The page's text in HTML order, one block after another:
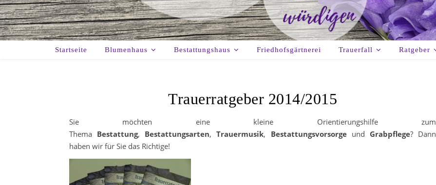
Startseite Blumenhaus Bestattungshaus Friedhofsgärtnerei Trauerfall Ratgeber
Trauerratgeber 2014/2015
Sie möchten eine kleine Orientierungshilfe zum
Thema Bestattung, Bestattungsarten,Trauermusik, Bestattungsvorsorgeund Grabpflege? Dann
haben wir für Sie das Richtige!